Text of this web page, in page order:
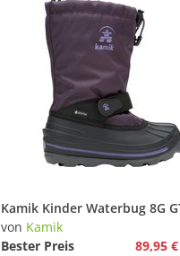
von Kamik
Bester Preis
89,95 €